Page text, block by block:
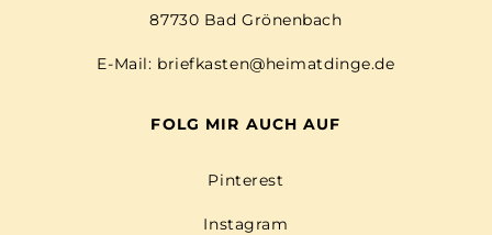
87730 Bad Grönenbach
E-Mail: briefkasten@heimatdinge.de
FOLG MIR AUCH AUF
Pinterest
Instagram